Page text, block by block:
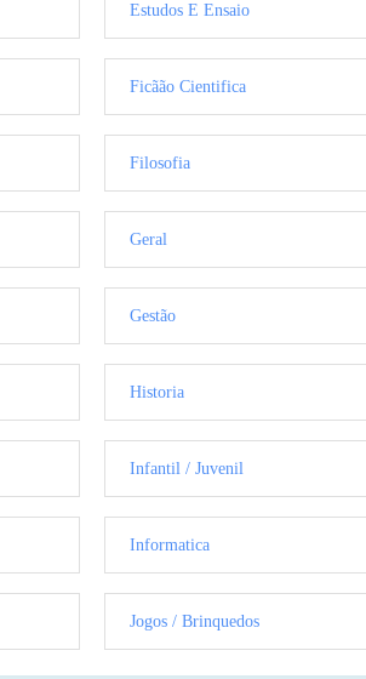
Estudos E Ensaio
Ficãão Cientifica
Filosofia
Geral
Gestão
Historia
Infantil / Juvenil
Informatica
Jogos / Brinquedos